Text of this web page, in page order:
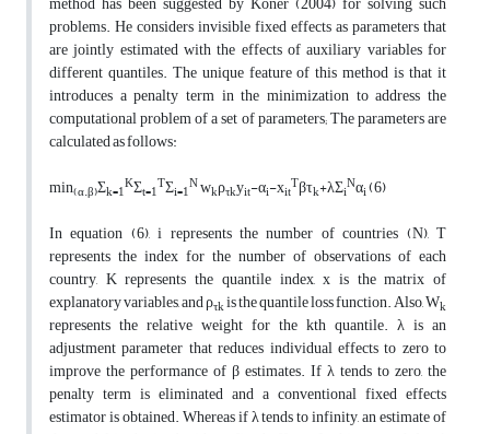
problems. He considers invisible fixed effects as parameters that
are jointly estimated with the effects of auxiliary variables for
different quantiles. The unique feature of this method is that it
introduces a penalty term in the minimization to address the
computational problem of a set of parameters; The parameters are
calculated as follows:
min(α.β)Σk=1KΣt=1TΣi=1Nwkρτkyit-αi-xitTβτk+λΣiNαi(6)
In equation (6), i represents the number of countries (N), T
represents the index for the number of observations of each
country, K represents the quantile index, x is the matrix of
explanatory variables, and ρτkis the quantile loss function. Also, Wk
represents the relative weight for the kth quantile. λ is an
adjustment parameter that reduces individual effects to zero to
improve the performance of β estimates. If λ tends to zero, the
penalty term is eliminated and a conventional fixed effects
estimator is obtained. Whereas if λ tends to infinity, an estimate of